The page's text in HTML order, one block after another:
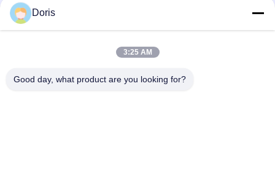
Kriogeniczny zawór
kulowy
zwrotny
Zawór
kriogenicznego
Doris
3:25 AM
Good day, what product are you looking for?